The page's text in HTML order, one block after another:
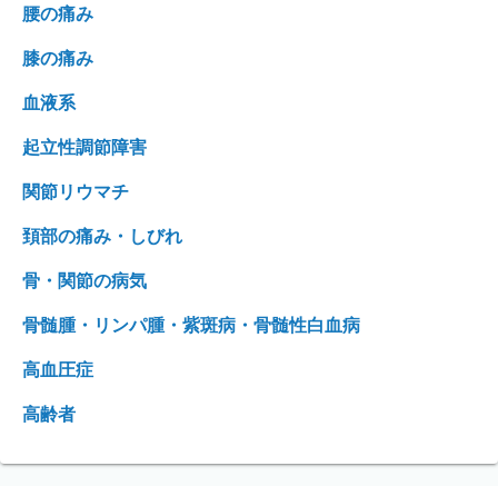
腰の痛み
膝の痛み
血液系
起立性調節障害
関節リウマチ
頚部の痛み・しびれ
骨・関節の病気
骨髄腫・リンパ腫・紫斑病・骨髄性白血病
高血圧症
高齢者